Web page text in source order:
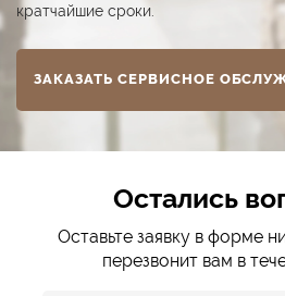
кратчайшие сроки.
ЗАКАЗАТЬ СЕРВИСНОЕ
Остались
Оставьте заявку в форме
перезвонит вам в